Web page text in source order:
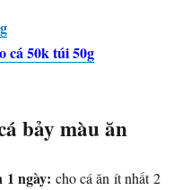
cá 50k túi 50g
bảy màu ăn
1 ngày: cho cá ăn ít nhất 2